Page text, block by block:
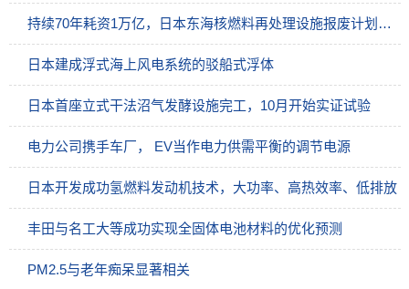
持续70年耗资1万亿，日本东海核燃料再处理设施报废计划获批
日本建成浮式海上风电系统的驳船式浮体
日本首座立式干法沼气发酵设施完工，10月开始实证试验
电力公司携手车厂， EV当作电力供需平衡的调节电源
日本开发成功氢燃料发动机技术，大功率、高热效率、低排放
丰田与名工大等成功实现全固体电池材料的优化预测
PM2.5与老年痴呆显著相关